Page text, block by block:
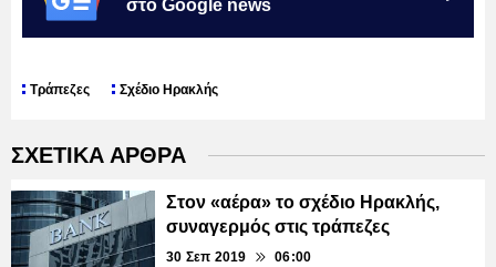
στο Google news
Τράπεζες Σχέδιο Ηρακλής
ΣΧΕΤΙΚΑ ΑΡΘΡΑ
Στον «αέρα» το σχέδιο Ηρακλής,
συναγερμός στις τράπεζες
30 Σεπ 2019 06:00